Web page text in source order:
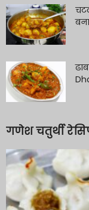
गणेश चतुर्थी